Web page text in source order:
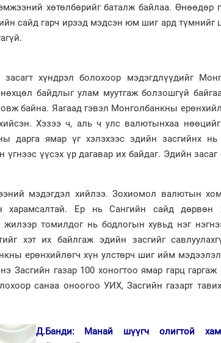
хөтөлбөрийг баталж байлаа. Өнөөдөр
сайд гарч ирээд мэдсэн юм шиг ард түмнийг
хүндрэл болохоор мэдэгдлүүдийг
байдлыг улам муутгаж болзошгүй
байна. Яагаад гэвэл Монголбанкны
Хэзээ ч, аль ч улс валютынхаа
дарга ямар үг хэлэхээс эдийн засгийнх нь
үгнээс үүсэх үр дагавар их байдаг. Эдийн
мэдэгдэл хийлээ. Зохиомол валютын
Ер нь Сангийн сайд дөрвөн
томилдог нь бодлогын хувьд нэг
хэт их байлгаж эдийн засгийг
ерөнхийлөгч хүн улстөрч шиг ийм
Засгийн газар 100 хоногтоо ямар гарц гаргаж
санаа оноогоо УИХ, Засгийн газарт
Д.Банди: Манай шүүгч олигтой